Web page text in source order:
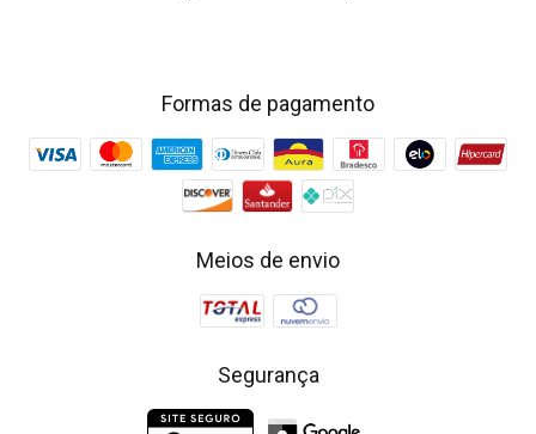
Formas de pagamento
Meios de envio
Segurança